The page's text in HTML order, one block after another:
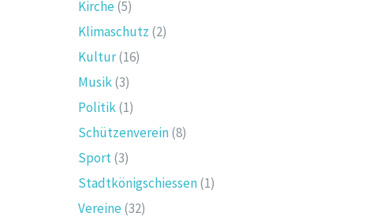
Kirche(5)
Klimaschutz (2)
Kultur(16)
Musik(3)
Politik(1)
Schützenverein(8)
Sport(3)
Stadtkönigschiessen(1)
Vereine(32)